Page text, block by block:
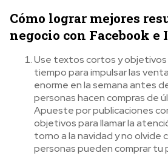
Cómo lograr mejores
negocio con Facebook e
Use textos cortos y objetivos
tiempo para impulsar las
enorme en la semana antes
personas hacen compras de
Apueste por publicaciones
objetivos para llamar la
torno a la navidad y no olvide
personas pueden comprar tu